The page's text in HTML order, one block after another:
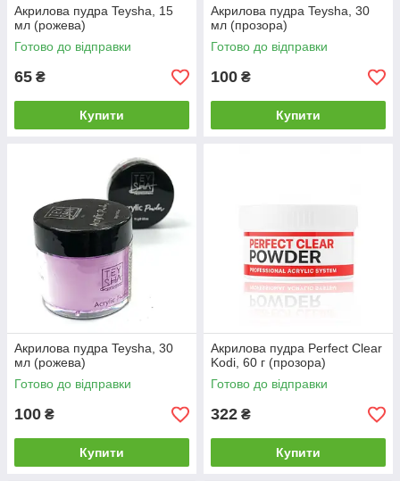
Акрилова пудра Teysha, 15
мл (рожева)
Готово до відправки
65 ₴
Купити
Акрилова пудра Teysha, 30
мл (прозора)
Готово до відправки
100 ₴
Купити
Акрилова пудра Teysha, 30
мл (рожева)
Готово до відправки
100 ₴
Купити
Акрилова пудра Perfect Clear
Kodi, 60 г (прозора)
Готово до відправки
322 ₴
Купити